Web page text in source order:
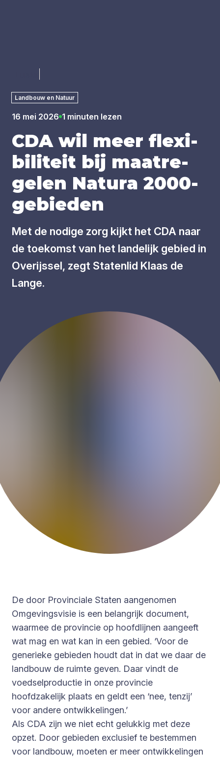
Landbouw en Natuur
16 mei 2026 1 minuten lezen
CDAwil meer flexi­
bi­li­teit bij maat­re­
ge­len Natu­ra2000-
gebie­den
Met de nodige zorg kijkt het CDA naar
de toekomst van het landelijk gebied in
Overijssel, zegt Statenlid Klaas de
Lange.
De door Provinciale Staten aangenomen
Omgevingsvisie is een belangrijk document,
waarmee de provincie op hoofdlijnen aangeeft
wat mag en wat kan in een gebied. ‘Voor de
generieke gebieden houdt dat in dat we daar de
landbouw de ruimte geven. Daar vindt de
voedselproductie in onze provincie
hoofdzakelijk plaats en geldt een ‘nee, tenzij’
voor andere ontwikkelingen.’
Als CDA zijn we niet echt gelukkig met deze
opzet. Door gebieden exclusief te bestemmen
voor landbouw, moeten er meer ontwikkelingen